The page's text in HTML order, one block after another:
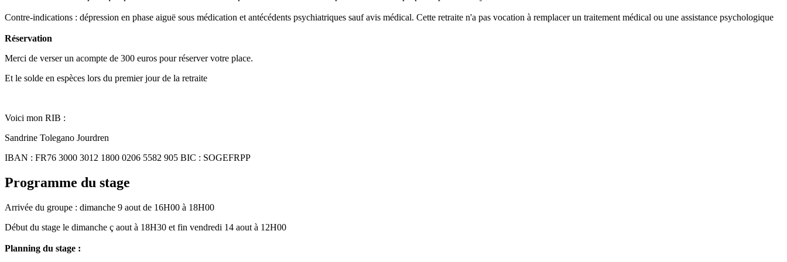
Contre-indications : dépression en phase aiguë sous médication et antécédents psychiatriques sauf avis médical. Cette retraite n'a pas vocation à remplacer un traitement médical ou une assistance psychologique
Réservation
Merci de verser un acompte de 300 euros pour réserver votre place.
Et le solde en espèces lors du premier jour de la retraite
Voici mon RIB :
Sandrine Tolegano Jourdren
IBAN : FR76 3000 3012 1800 0206 5582 905 BIC : SOGEFRPP
Programme du stage
Arrivée du groupe : dimanche 9 aout de 16H00 à 18H00
Début du stage le dimanche ç aout à 18H30 et fin vendredi 14 aout à 12H00
Planning du stage :